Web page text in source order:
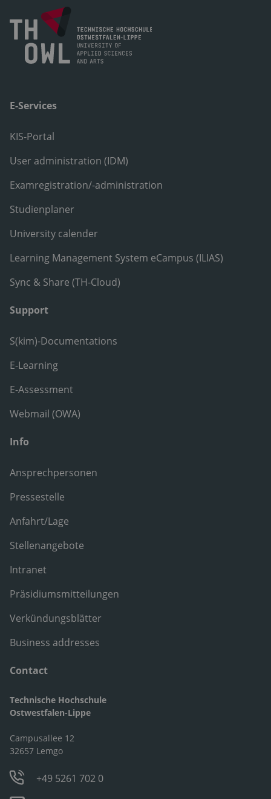
E-Services
KIS-Portal
User administration (IDM)
Examregistration/-administration
Studienplaner
University calender
Learning Management System eCampus (ILIAS)
Sync & Share (TH-Cloud)
Support
S(kim)-Documentations
E-Learning
E-Assessment
Webmail (OWA)
Info
Ansprechpersonen
Pressestelle
Anfahrt/Lage
Stellenangebote
Intranet
Präsidiumsmitteilungen
Verkündungsblätter
Business addresses
Contact
Technische Hochschule
Ostwestfalen-Lippe
Campusallee 12
32657 Lemgo
+49 5261 702 0